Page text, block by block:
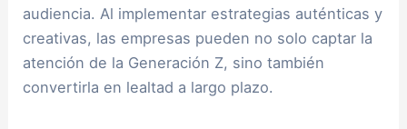
audiencia. Al implementar estrategias auténticas y
creativas, las empresas pueden no solo captar la
atención de la Generación Z, sino también
convertirla en lealtad a largo plazo.